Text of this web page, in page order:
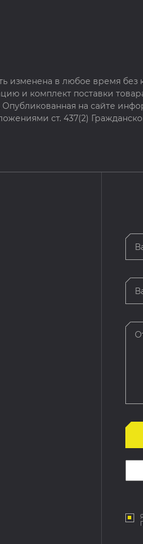
изменена в любое время без
и комплект поставки
на сайте
ст. 437(2)